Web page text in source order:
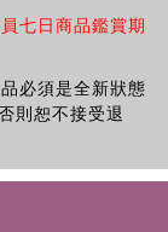
七日商品鑑賞期
必須是全新狀態
則恕不接受退